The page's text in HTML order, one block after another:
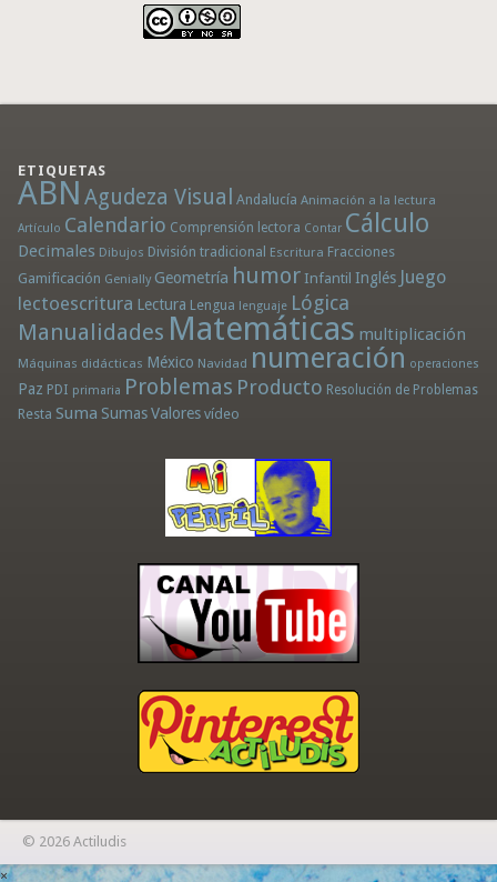
ETIQUETAS
ABN Agudeza Visual Andalucía Animación a la lectura
Artículo Calendario Comprensión lectora Contar Cálculo
Decimales Dibujos División tradicional Escritura Fracciones
Gamificación Genially Geometría humor Infantil Inglés Juego
lectoescritura Lectura Lengua lenguaje Lógica
Manualidades Matemáticas multiplicación
Máquinas didácticas México Navidad numeración operaciones
Paz PDI primaria Problemas Producto Resolución de Problemas
Resta Suma Sumas Valores vídeo
© 2026 Actiludis
×